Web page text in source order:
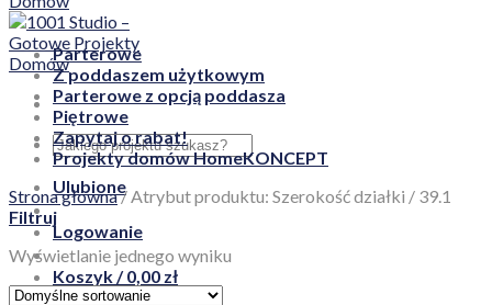
Ulubione
Logowanie
Koszyk /0,00 zł
Parterowe
Z poddaszem użytkowym
Parterowe z opcją poddasza
Piętrowe
Zapytaj o rabat!
Projekty domów HomeKONCEPT
Strona główna/Atrybut produktu: Szerokość działki / 39.1
Filtruj
Wyświetlanie jednego wyniku